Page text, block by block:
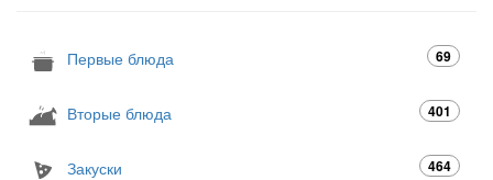
Первые блюда 69
Вторые блюда 401
Закуски 464